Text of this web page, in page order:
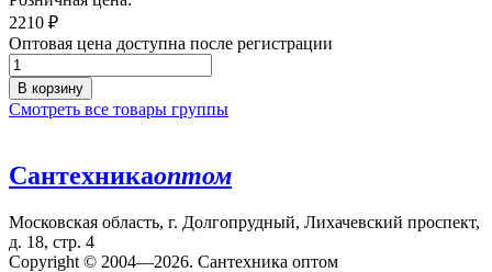
2210 ₽
Оптовая цена доступна после регистрации
В корзину
Смотреть все товары группы
Сантехникаоптом
Московская область, г. Долгопрудный, Лихачевский проспект,
д. 18, стр. 4
Copyright © 2004—2026. Сантехника оптом